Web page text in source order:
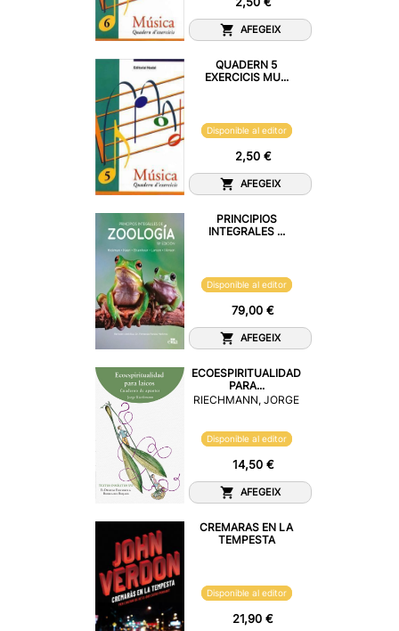
AFEGEIX
QUADERN 5
EXERCICIS MU...
Disponible al editor
2,50 €
AFEGEIX
PRINCIPIOS
INTEGRALES ...
Disponible al editor
79,00 €
AFEGEIX
ECOESPIRITUALIDAD
PARA...
RIECHMANN, JORGE
Disponible al editor
14,50 €
AFEGEIX
CREMARAS EN LA
TEMPESTA
Disponible al editor
21,90 €